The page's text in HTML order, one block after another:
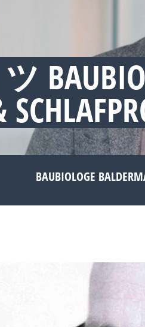
BAUBIOLOGE